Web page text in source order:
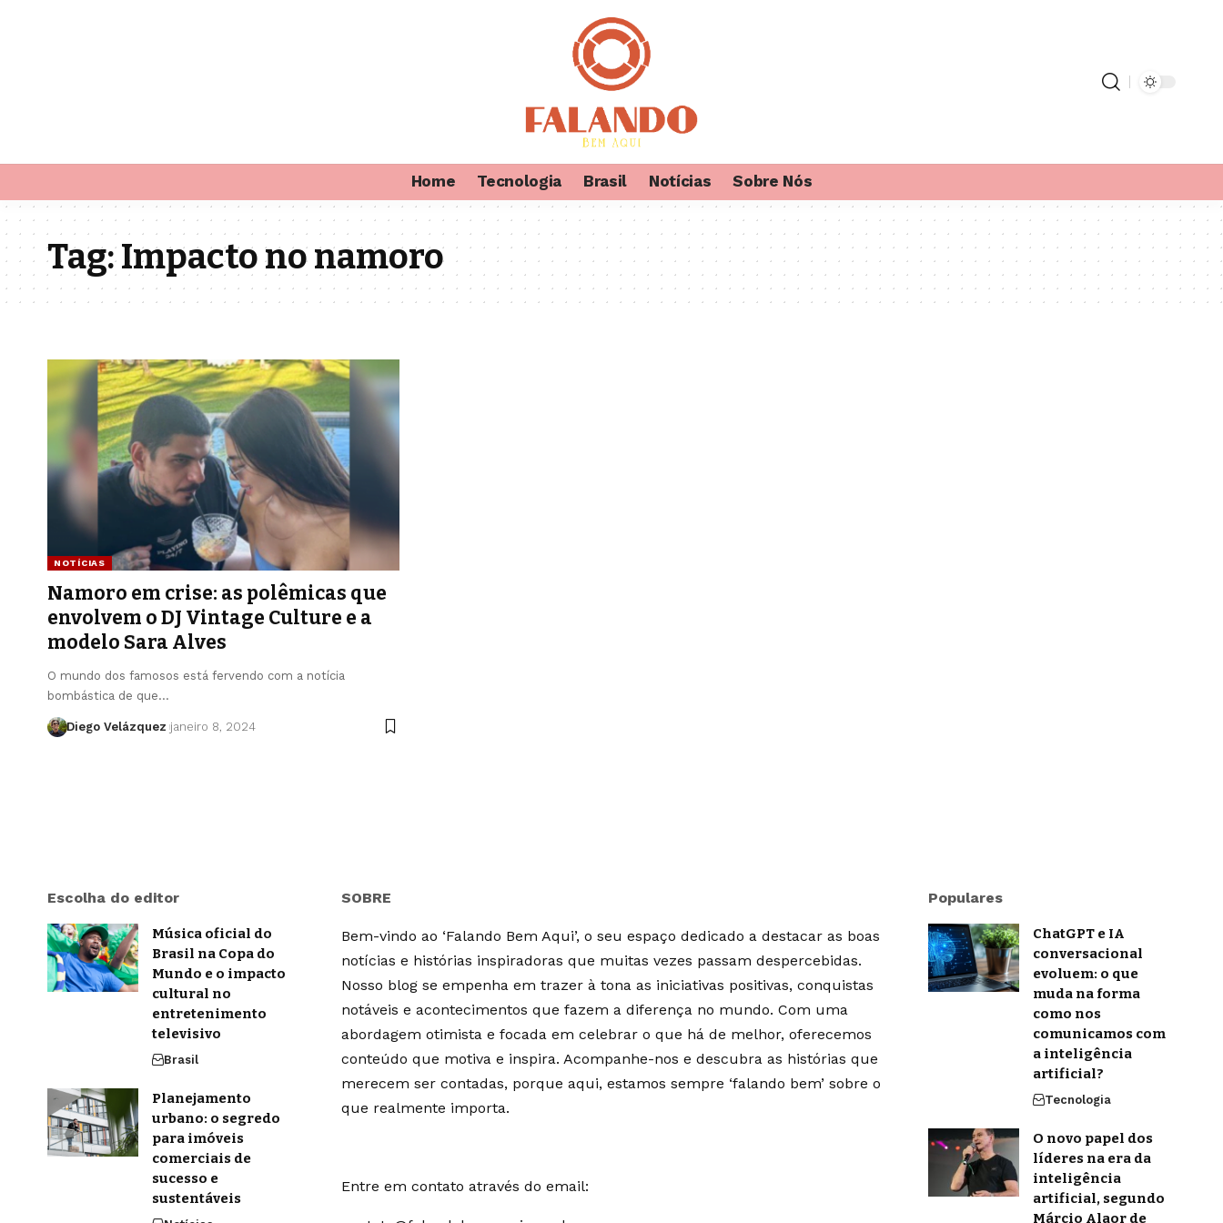
Home Tecnologia Brasil Notícias Sobre Nós
Tag:Impacto no namoro
NOTÍCIAS
Namoro em crise: as polêmicas que
envolvem o DJ Vintage Culture e a
modelo Sara Alves
O mundo dos famosos está fervendo com a notícia
bombástica de que…
Diego Velázquez janeiro 8, 2024
Escolha do editor
Música oficial do
Brasil na Copa do
Mundo e o impacto
cultural no
entretenimento
televisivo
Brasil
Planejamento
urbano: o segredo
para imóveis
comerciais de
sucesso e
sustentáveis
SOBRE
Bem-vindo ao ‘Falando Bem Aqui’, o seu espaço dedicado a destacar as boas
notícias e histórias inspiradoras que muitas vezes passam despercebidas.
Nosso blog se empenha em trazer à tona as iniciativas positivas, conquistas
notáveis e acontecimentos que fazem a diferença no mundo. Com uma
abordagem otimista e focada em celebrar o que há de melhor, oferecemos
conteúdo que motiva e inspira. Acompanhe-nos e descubra as histórias que
merecem ser contadas, porque aqui, estamos sempre ‘falando bem’ sobre o
que realmente importa.
Entre em contato através do email:
Populares
ChatGPT e IA
conversacional
evoluem: o que
muda na forma
como nos
comunicamos com
a inteligência
artificial?
Tecnologia
O novo papel dos
líderes na era da
inteligência
artificial, segundo
Márcio Alaor de